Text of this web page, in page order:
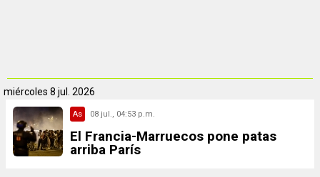
miércoles 8 jul. 2026
As 08 jul., 04:53 p.m.
El Francia-Marruecos pone patas
arriba París